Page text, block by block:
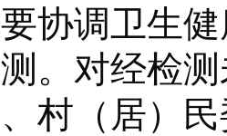
协调卫生
。对经检
村（居）